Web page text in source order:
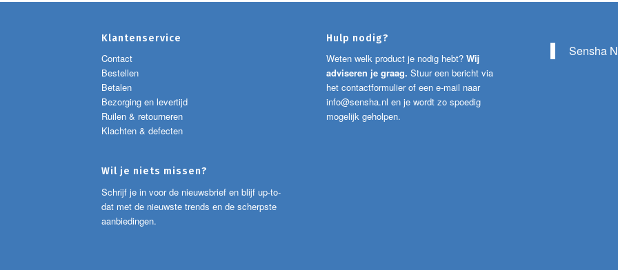
Klantenservice
Contact
Bestellen
Betalen
Bezorging en levertijd
Ruilen & retourneren
Klachten & defecten
Wil je niets missen?
Schrijf je in voor de nieuwsbrief en blijf up-to-
dat met de nieuwste trends en de scherpste
aanbiedingen.
Hulp nodig?
Weten welk product je nodig hebt? Wij
adviseren je graag. Stuur een bericht via
het contactformulier of een e-mail naar
info@sensha.nl en je wordt zo spoedig
mogelijk geholpen.
Sensha